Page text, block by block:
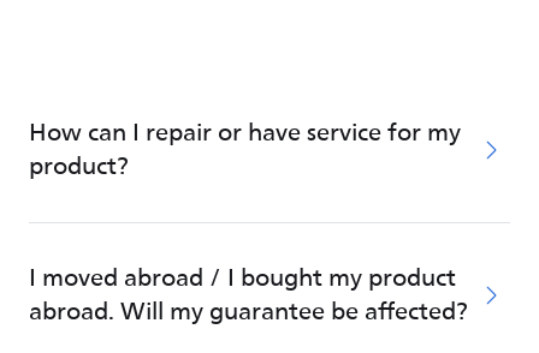
How can I repair or have service for my
product?
I moved abroad / I bought my product
abroad. Will my guarantee be affected?